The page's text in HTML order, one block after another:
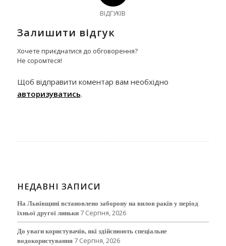
ВІДГУКІВ
Залишити відгук
Хочете приєднатися до обговорення?
Не соромтеся!
Щоб відправити коментар вам необхідно
авторизуватись.
НЕДАВНІ ЗАПИСИ
На Львівщині встановлено заборону на вилов раків у період
їхньої другої линьки 7 Серпня, 2026
До уваги користувачів, які здійснюють спеціальне
водокористування 7 Серпня, 2026